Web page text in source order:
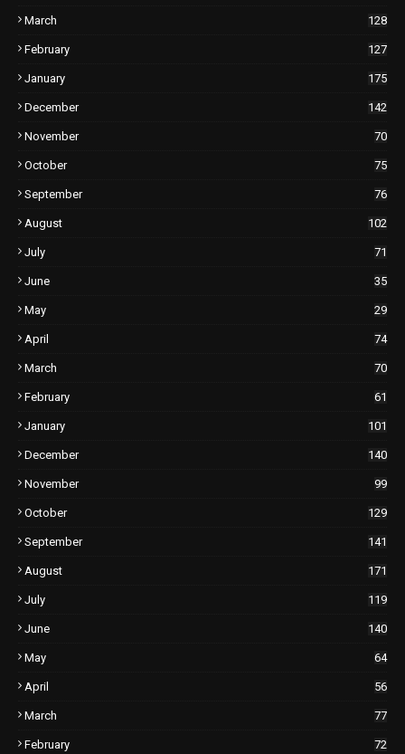
March 128
February 127
January 175
December 142
November 70
October 75
September 76
August 102
July 71
June 35
May 29
April 74
March 70
February 61
January 101
December 140
November 99
October 129
September 141
August 171
July 119
June 140
May 64
April 56
March 77
February 72